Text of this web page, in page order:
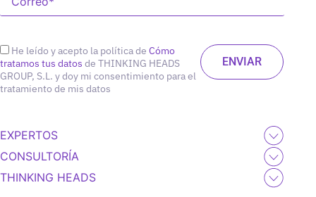
He leído y acepto la política de Cómo
tratamos tus datos de THINKING HEADS
GROUP, S.L. y doy mi consentimiento para el
tratamiento de mis datos
EXPERTOS
CONSULTORÍA
THINKING HEADS